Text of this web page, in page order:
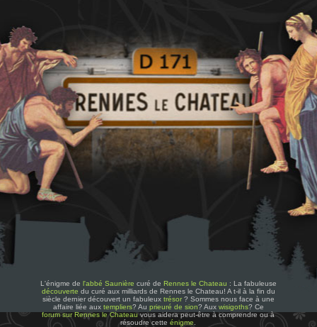
L'énigme de l'abbé Saunière curé de Rennes le Chateau : La fabuleuse
découverte du curé aux milliards de Rennes le Chateau! A t-il à la fin du
siècle dernier découvert un fabuleux trésor? Sommes nous face à une
affaire liée aux templiers? Au prieuré de sion? Aux wisigoths? Ce
forum sur Rennes le Chateauvous aidera peut-être à comprendre ou à
résoudre cetteénigme